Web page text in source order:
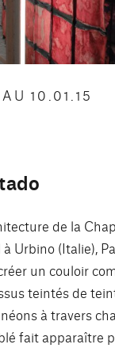
10.01.15
de la
Urbino (Italie),
un couloir
teintés de
à travers
fait apparaître